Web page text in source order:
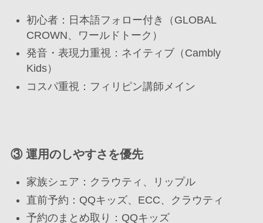
初心者：日本語フォロー付き（GLOBAL
CROWN、ワールドトーク）
発音・表現力重視：ネイティブ（Cambly
Kids）
コスパ重視：フィリピン講師メイン
③ 運用のしやすさを優先
家族シェア：クラウティ、リップル
直前予約：QQキッズ、ECC、クラウティ
予約のまとめ取り：QQキッズ